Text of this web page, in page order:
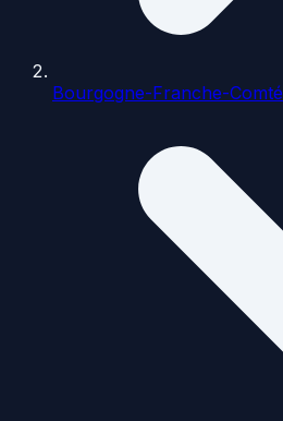
Bourgogne-Franche-Comté